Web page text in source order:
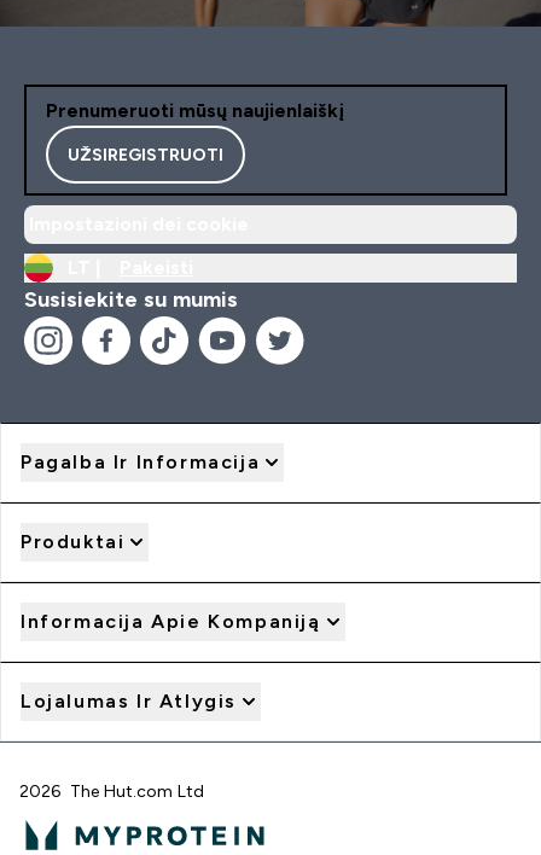
Prenumeruoti mūsų naujienlaiškį
UŽSIREGISTRUOTI
Susisiekite su mumis
Pagalba Ir Informacija
Produktai
Informacija Apie Kompaniją
Lojalumas Ir Atlygis
2026 The Hut.com Ltd